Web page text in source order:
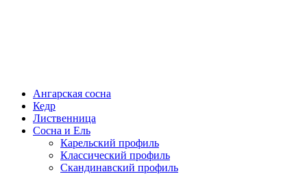
Ангарская сосна
Кедр
Лиственница
Сосна и Ель
Карельский профиль
Классический профиль
Скандинавский профиль